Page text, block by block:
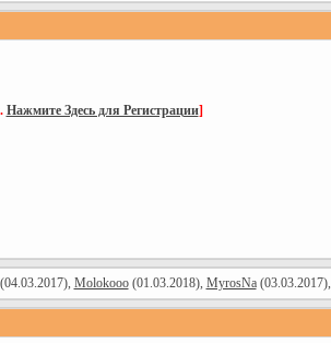
Нажмите Здесь для Регистрации]
Molokooo(01.03.2018), MyrosNa(03.03.2017),